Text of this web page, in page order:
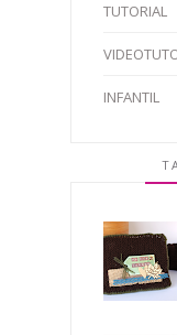
TUTORIAL
INFANTIL